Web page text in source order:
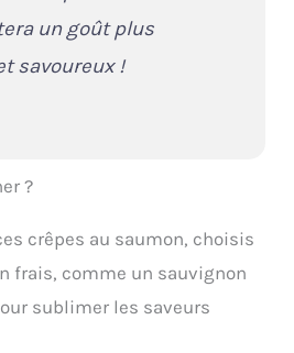
un goût plus
savoureux !
?
crêpes au saumon, choisis
frais, comme un sauvignon
sublimer les saveurs